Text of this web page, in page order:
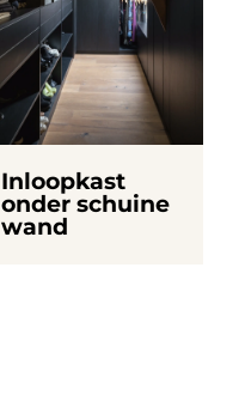
Inloopkast
onder schuine
wand